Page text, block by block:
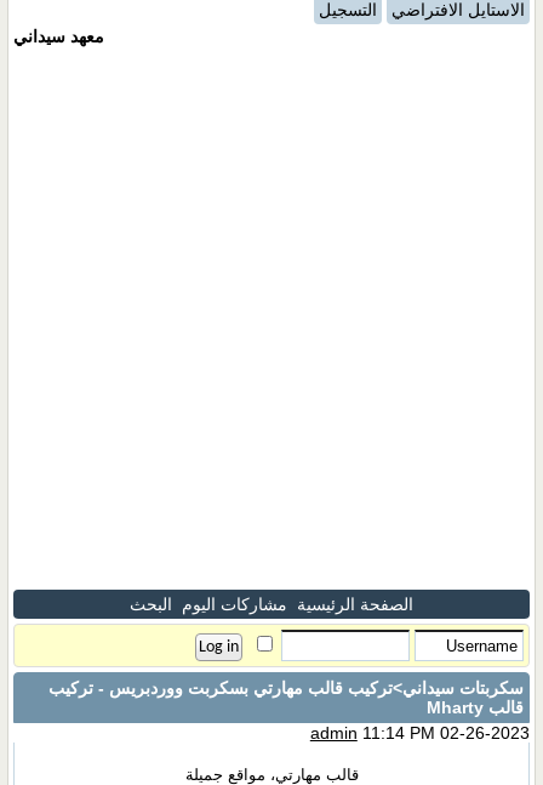
الاستايل الافتراضي
التسجيل
معهد سيداني
الصفحة الرئيسية مشاركات اليوم البحث
سكربتات سيداني>تركيب قالب مهارتي بسكربت ووردبريس - تركيب
قالب Mharty
admin 11:14 PM 02-26-2023
قالب مهارتي، مواقع جميلة